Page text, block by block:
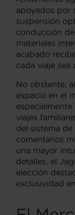
apoyados por
suspensión
conducción
materiales
acabado
cada viaje sea
No obstante,
espacio en el
viajes
del sistema
comentarios
una mayor
detalles, el
elección
exclusividad